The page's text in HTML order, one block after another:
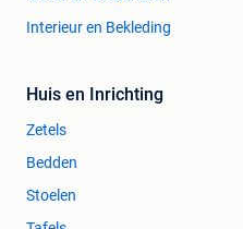
Interieur en Bekleding
Huis en Inrichting
Zetels
Bedden
Stoelen